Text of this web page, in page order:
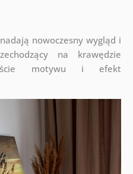
nowoczesny wygląd i
na krawędzie
motywu i efekt